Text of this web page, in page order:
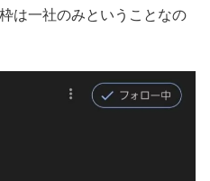
は一社のみということなの